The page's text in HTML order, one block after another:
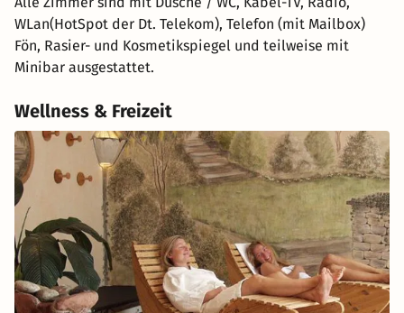
WLan(HotSpot der Dt. Telekom), Telefon (mit Mailbox)
Fön, Rasier- und Kosmetikspiegel und teilweise mit
Minibar ausgestattet.
Wellness & Freizeit